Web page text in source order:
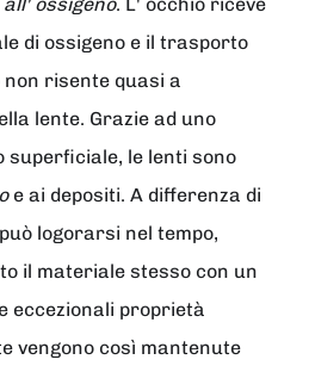
di ossigeno e il trasporto
risente quasi a
lente. Grazie ad uno
le lenti sono
e ai depositi. A differenza di
logorarsi nel tempo,
il materiale stesso con un
eccezionali proprietà
vengono così mantenute